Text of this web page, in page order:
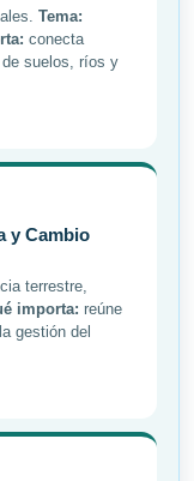
Tema:
conecta
suelos, ríos y
y Cambio
terrestre,
importa: reúne
gestión del